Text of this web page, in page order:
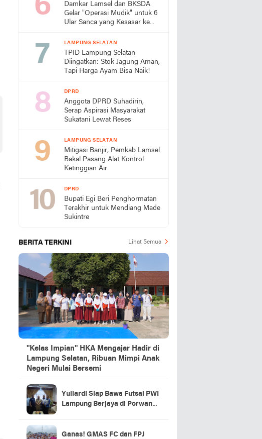
Damkar Lamsel dan BKSDA
Gelar "Operasi Mudik" untuk 6
Ular Sanca yang Kesasar ke
LAMPUNG SELATAN
TPID Lampung Selatan
Diingatkan: Stok Jagung Aman,
Tapi Harga Ayam Bisa Naik!
DPRD
Anggota DPRD Suhadirin,
Serap Aspirasi Masyarakat
Sukatani Lewat Reses
LAMPUNG SELATAN
Mitigasi Banjir, Pemkab Lamsel
Bakal Pasang Alat Kontrol
Ketinggian Air
DPRD
Bupati Egi Beri Penghormatan
Terakhir untuk Mendiang Made
Sukintre
BERITA TERKINI Lihat Semua
"Kelas Impian" HKA Mengajar Hadir di
Lampung Selatan, Ribuan Mimpi Anak
Negeri Mulai Bersemi
Yuliardi Siap Bawa Futsal PWI
Lampung Berjaya di Porwanas
Ganas! GMAS FC dan FPJ